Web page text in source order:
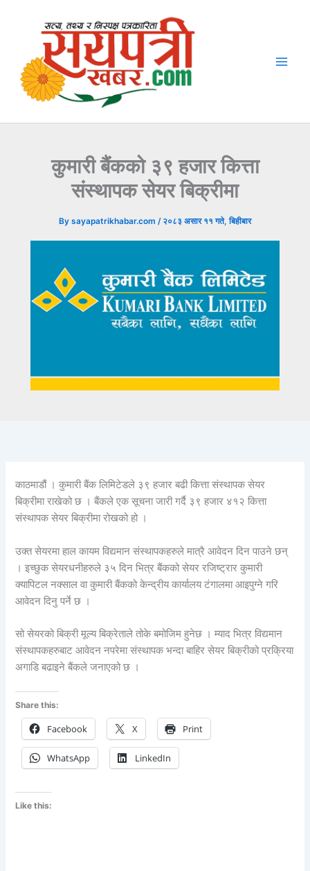
कुमारी बैंकको ३९ हजार कित्ता
संस्थापक सेयर बिक्रीमा
By sayapatrikhabar.com / २०८३ असार ११ गते, बिहीबार
काठमाडौं । कुमारी बैंक लिमिटेडले ३९ हजार बढी कित्ता संस्थापक सेयर
बिक्रीमा राखेको छ । बैंकले एक सूचना जारी गर्दै ३९ हजार ४१२ कित्ता
संस्थापक सेयर बिक्रीमा रोखको हो ।
उक्त सेयरमा हाल कायम विद्यमान संस्थापकहरुले मात्रै आवेदन दिन पाउने छन्
। इच्छुक सेयरधनीहरुले ३५ दिन भित्र बैंकको सेयर रजिष्ट्रार कुमारी
क्यापिटल नक्साल वा कुमारी बैंकको केन्द्रीय कार्यालय टंगालमा आइपुग्ने गरि
आवेदन दिनु पर्ने छ ।
सो सेयरको बिक्री मूल्य बिक्रेताले तोके बमोजिम हुनेछ । म्याद भित्र विद्यमान
संस्थापकहरुबाट आवेदन नपरेमा संस्थापक भन्दा बाहिर सेयर बिक्रीको प्रक्रिया
अगाडि बढाइने बैंकले जनाएको छ ।
Share this:
Facebook X Print
WhatsApp LinkedIn
Like this: